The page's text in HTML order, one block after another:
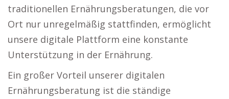
traditionellen Ernährungsberatungen, die vor
Ort nur unregelmäßig stattfinden, ermöglicht
unsere digitale Plattform eine konstante
Unterstützung in der Ernährung.
Ein großer Vorteil unserer digitalen
Ernährungsberatung ist die ständige